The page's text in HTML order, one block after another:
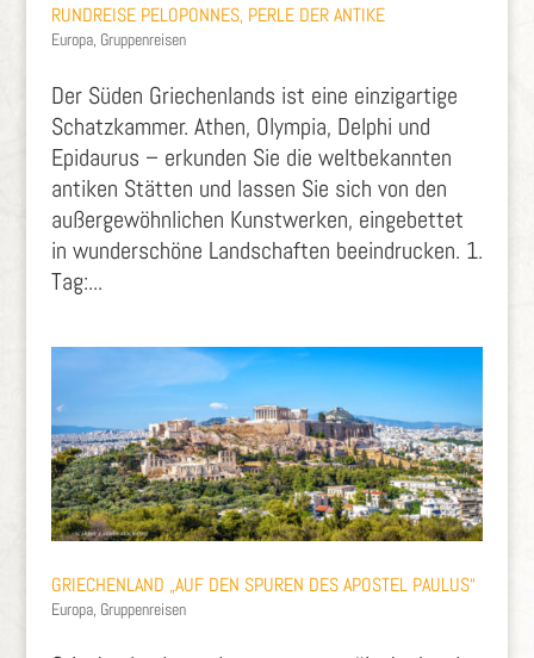
RUNDREISE PELOPONNES, PERLE DER ANTIKE
Europa, Gruppenreisen
Der Süden Griechenlands ist eine einzigartige
Schatzkammer. Athen, Olympia, Delphi und
Epidaurus – erkunden Sie die weltbekannten
antiken Stätten und lassen Sie sich von den
außergewöhnlichen Kunstwerken, eingebettet
in wunderschöne Landschaften beeindrucken. 1.
Tag:...
GRIECHENLAND „AUF DEN SPUREN DES APOSTEL PAULUS“
Europa, Gruppenreisen